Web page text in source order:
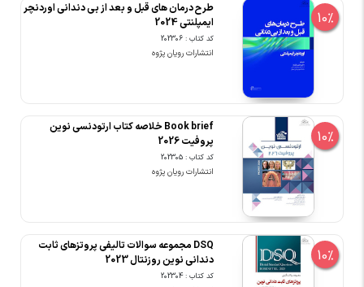
10%
طرح درمان های قبل و بعد از بی دندانی اوردنچر
ایمپلنتی 2024
کد کتاب : 202306
انتشارات رویان پژوه
10%
Book brief خلاصه کتاب ارتودنسی نوین
پروفیت 2026
کد کتاب : 202305
انتشارات رویان پژوه
10%
DSQ مجموعه سوالات تالیفی پروتزهای ثابت
دندانی نوین روزنتال 2023
کد کتاب : 202304